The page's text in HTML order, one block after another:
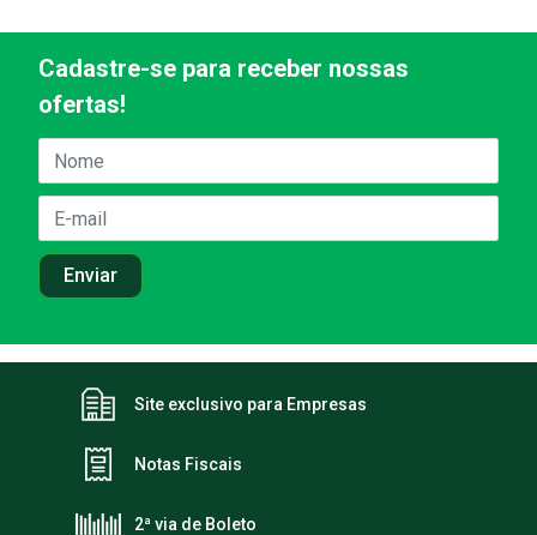
Cadastre-se para receber nossas
ofertas!
Site exclusivo para Empresas
Notas Fiscais
2ª via de Boleto